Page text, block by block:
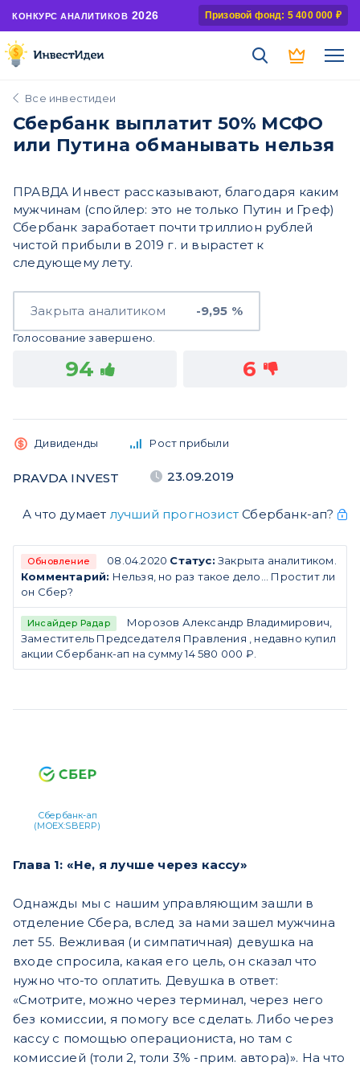
КОНКУРС АНАЛИТИКОВ 2026 Призовой фонд: 5 400 000 ₽
Все инвестидеи
Сбербанк выплатит 50% МСФО
или Путина обманывать нельзя
ПРАВДА Инвест рассказывают, благодаря каким
мужчинам (спойлер: это не только Путин и Греф)
Сбербанк заработает почти триллион рублей
чистой прибыли в 2019 г. и вырастет к
следующему лету.
Закрыта аналитиком -9,95 %
Голосование завершено.
94 6
Дивиденды Рост прибыли
PRAVDA INVEST 23.09.2019
А что думает лучший прогнозистСбербанк-ап?
Обновление 08.04.2020 Статус: Закрыта аналитиком.
Комментарий: Нельзя, но раз такое дело... Простит ли
он Сбер?
Инсайдер Радар
Морозов Александр Владимирович,
Заместитель Председателя Правления , недавно купил
акции Сбербанк-ап на сумму 14 580 000 ₽.
Сбербанк-ап
(MOEX:SBERP)
Глава 1: «Не, я лучше через кассу»
Однажды мы с нашим управляющим зашли в
отделение Сбера, вслед за нами зашел мужчина
лет 55. Вежливая (и симпатичная) девушка на
входе спросила, какая его цель, он сказал что
нужно что-то оплатить. Девушка в ответ:
«Смотрите, можно через терминал, через него
без комиссии, я помогу все сделать. Либо через
кассу с помощью операциониста, но там с
комиссией (толи 2, толи 3% -прим. автора)». На что